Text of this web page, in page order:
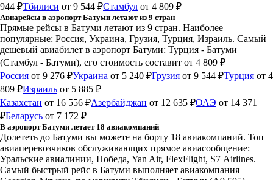
944 ₽Тбилиси от 9 544 ₽Стамбул от 4 809 ₽
Авиарейсы в аэропорт Батуми летают из 9 стран
Прямые рейсы в Батуми летают из 9 стран. Наиболее
популярные: Россия, Украина, Грузия, Турция, Израиль. Самый
дешевый авиабилет в аэропорт Батуми: Турция - Батуми
(Стамбул - Батуми), его стоимость составит от 4 809 ₽
Россия от 9 276 ₽Украина от 5 240 ₽Грузия от 9 544 ₽Турция от 4
809 ₽Израиль от 5 885 ₽
Казахстан от 16 556 ₽Азербайджан от 12 635 ₽ОАЭ от 14 371
₽Беларусь от 7 172 ₽
В аэропорт Батуми летает 18 авиакомпаний
Долететь до Батуми вы можете на борту 18 авиакомпаний. Топ
авиаперевозчиков обслуживающих прямое авиасообщение:
Уральские авиалинии, Победа, Yan Air, FlexFlight, S7 Airlines.
Самый быстрый рейс в Батуми выполняет авиакомпания